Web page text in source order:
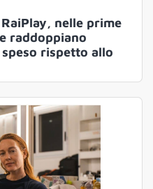
nelle prime
raddoppiano
rispetto allo